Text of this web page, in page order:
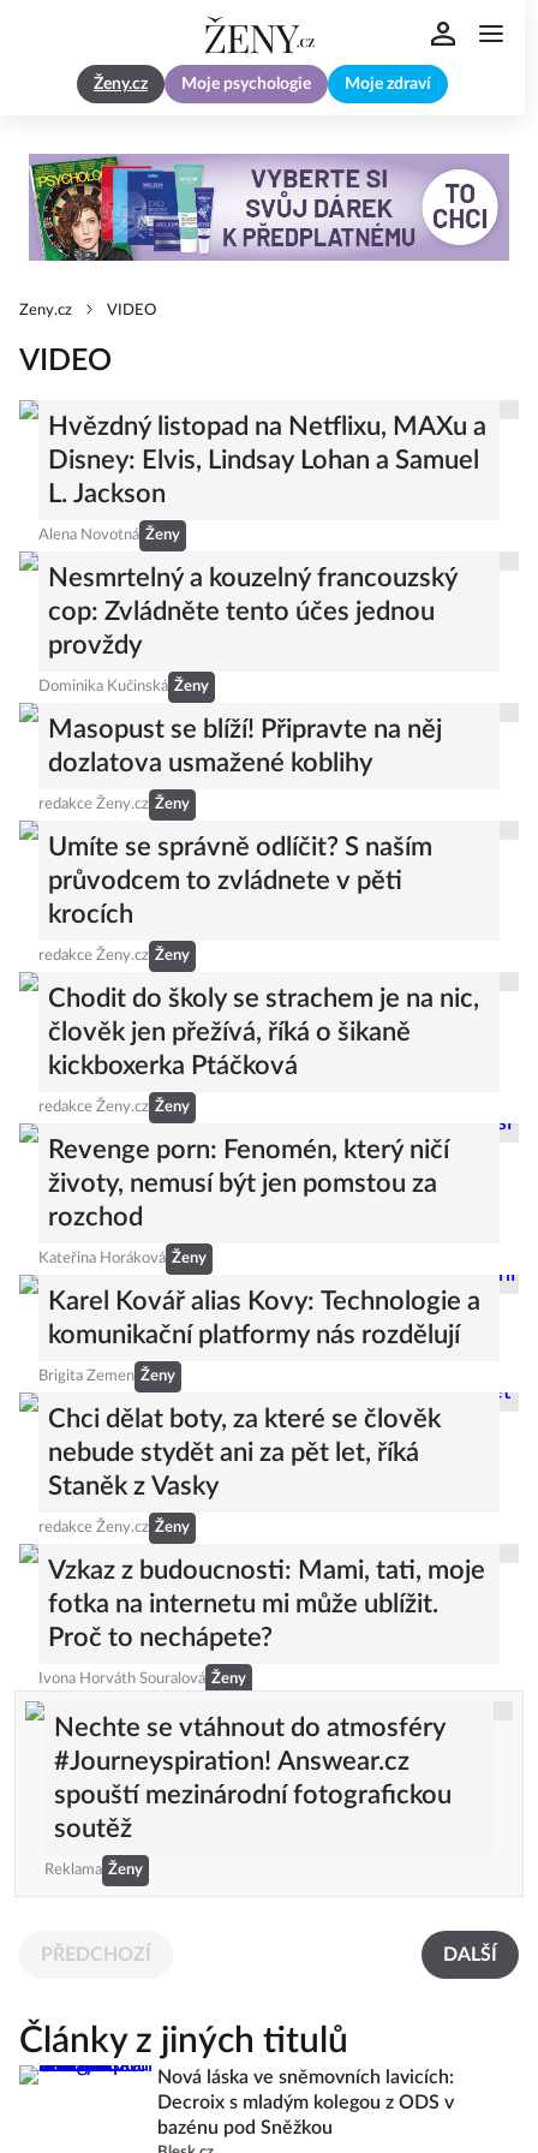
Ženy.cz Moje psychologie Moje zdraví
Zeny.cz VIDEO
VIDEO
Hvězdný listopad na Netflixu, MAXu a
Disney: Elvis, Lindsay Lohan a Samuel
L. Jackson
Alena Novotná Ženy
Nesmrtelný a kouzelný francouzský
cop: Zvládněte tento účes jednou
provždy
Dominika Kučinská Ženy
Masopust se blíží! Připravte na něj
dozlatova usmažené koblihy
redakce Ženy.cz Ženy
Umíte se správně odlíčit? S naším
průvodcem to zvládnete v pěti
krocích
redakce Ženy.cz Ženy
Chodit do školy se strachem je na nic,
člověk jen přežívá, říká o šikaně
kickboxerka Ptáčková
redakce Ženy.cz Ženy
Revenge porn: Fenomén, který ničí
životy, nemusí být jen pomstou za
rozchod
Kateřina Horáková Ženy
Karel Kovář alias Kovy: Technologie a
komunikační platformy nás rozdělují
Brigita Zemen Ženy
Chci dělat boty, za které se člověk
nebude stydět ani za pět let, říká
Staněk z Vasky
redakce Ženy.cz Ženy
Vzkaz z budoucnosti: Mami, tati, moje
fotka na internetu mi může ublížit.
Proč to nechápete?
Ivona Horváth Souralová Ženy
Nechte se vtáhnout do atmosféry
#Journeyspiration! Answear.cz
spouští mezinárodní fotografickou
soutěž
Reklama Ženy
PŘEDCHOZÍ DALŠÍ
Články z jiných titulů
Nová láska ve sněmovních lavicích:
Decroix s mladým kolegou z ODS v
bazénu pod Sněžkou